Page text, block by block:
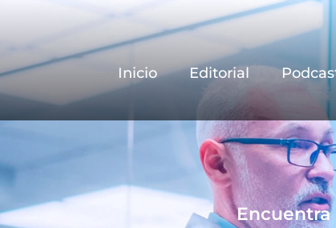
Inicio Editorial
Encuentra